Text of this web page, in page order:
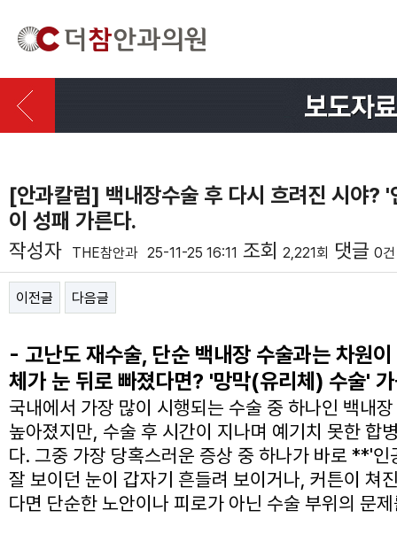
[안과칼럼] 백내장수술 후 다시 흐려진 시야?
이 성패 가른다.
작성자 THE참안과 25-11-25 16:11 조회 2,221회 댓글 0건
이전글 다음글
본문
- 고난도 재수술, 단순 백내장 수술과는 차원
체가 눈 뒤로 빠졌다면? '망막(유리체) 수술'
국내에서 가장 많이 시행되는 수술 중 하나인 백내
높아졌지만, 수술 후 시간이 지나며 예기치 못한 합
다. 그중 가장 당혹스러운 증상 중 하나가 바로 **'
잘 보이던 눈이 갑자기 흔들려 보이거나, 커튼이 쳐
다면 단순한 노안이나 피로가 아닌 수술 부위의 문